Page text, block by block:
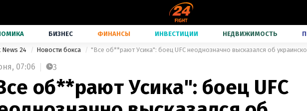
БИЗНЕС ФИНАНСЫ ИНВЕСТИЦИИ НЕДВИЖИМОСТЬ
News 24 Новости бокса "Все об**рают Усика": боец UFC неоднозначно высказался об
07:06 3
об**рают Усика": боец UFC